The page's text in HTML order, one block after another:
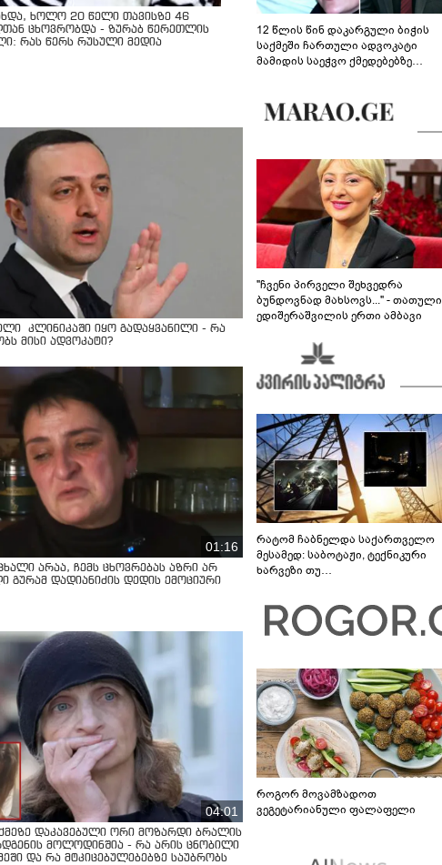
ხოლო 20 წელი თავისზე 46
ცხოვრობდა - ზურაბ წერეთლის
რას წერს რუსული მედია
კლინიკაში იყო გადაყვანილი - რა
მისი ადვოკატი?
01:16
არაა, ჩემს ცხოვრებას აზრი არ
გურამ დადიანიძის დედის ემოციური
04:01
დაკავებული ორი მოზარდი ბრალის
მოლოდინშია - რა არის ცნობილი
და რა მტკიცებულებებზე საუბრობს
12 წლის წინ დაკარგული ბიჭის
საქმეში ჩართული ადვოკატი
მამიდის საეჭვო ქმედებებზე
მოწოდებაზე... წლობით
მიმდინარეობდა საქმის
"ჩვენი პირველი შეხვედრა
ბუნდოვნად მახსოვს..." - თათული
ედიშერაშვილის ერთი ამბავი
რატომ ჩაბნელდა საქართველო
მესამედ: საბოტაჟი, ტექნიკური
ხარვეზი თუ
როგორ მოვამზადოთ
ვეგეტარიანული ფალაფელი